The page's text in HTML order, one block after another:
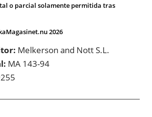
o parcial solamente permitida tras
2026
Melkerson and Nott S.L.
MA 143-94